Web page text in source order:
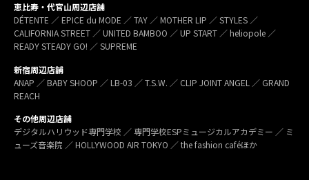
恵比寿・代官山周辺店舗
DÉTENTE ／ EPICE du MODE ／ TAY ／ MOTHER LIP ／ STYLES ／
CALIFORNIA STREET ／ UNITED BAMBOO ／ UP START ／ heliopole ／
READY STEADY GO! ／ SUPREME
新宿周辺店舗
ANAP ／ BABY SHOOP ／ LB-03 ／ T.S.W. ／ CLIP JOINT ANGEL ／ GRAND
REACH
その他周辺店舗
デジタルハリウッド専門学校 ／ 専門学校ESPミュージカルアカデミー ／ ミ
ューズ音楽院 ／ HOLLYWOOD AIR TOKYO ／ the fashion caféほか